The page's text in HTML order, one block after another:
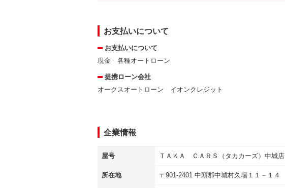
お支払いについて
お支払いについて
現金 各種オートローン
提携ローン会社
オークスオートローン イオンクレジット
企業情報
屋号 ＴＡＫＡ ＣＡＲＳ（タカカーズ）中城店
所在地 〒 901-2401 中頭郡中城村久場１１－１４